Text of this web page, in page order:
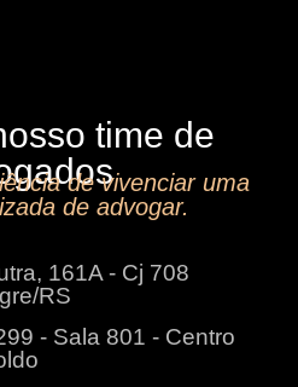
time de
de vivenciar uma
de advogar.
161A - Cj 708
RS
- Sala 801 - Centro